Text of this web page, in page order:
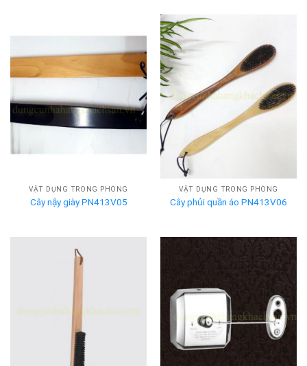
VẬT DỤNG TRONG PHÒNG
Cây nậy giày PN413V05
VẬT DỤNG TRONG PHÒNG
Cây phủi quần áo PN413V06